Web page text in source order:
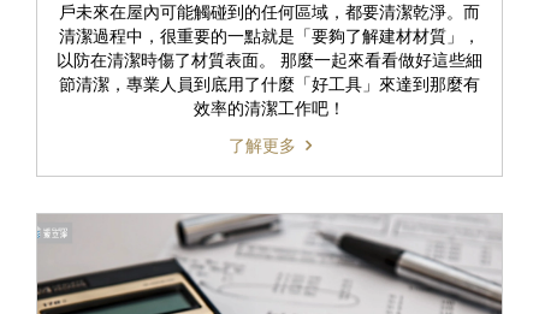
戶未來在屋內可能觸碰到的任何區域，都要清潔乾淨。而
清潔過程中，很重要的一點就是「要夠了解建材材質」，
以防在清潔時傷了材質表面。 那麼一起來看看做好這些細
節清潔，專業人員到底用了什麼「好工具」來達到那麼有
效率的清潔工作吧！
了解更多